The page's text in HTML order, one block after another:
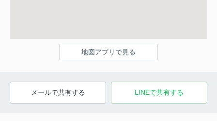
地図アプリで見る
メールで共有する LINEで共有する